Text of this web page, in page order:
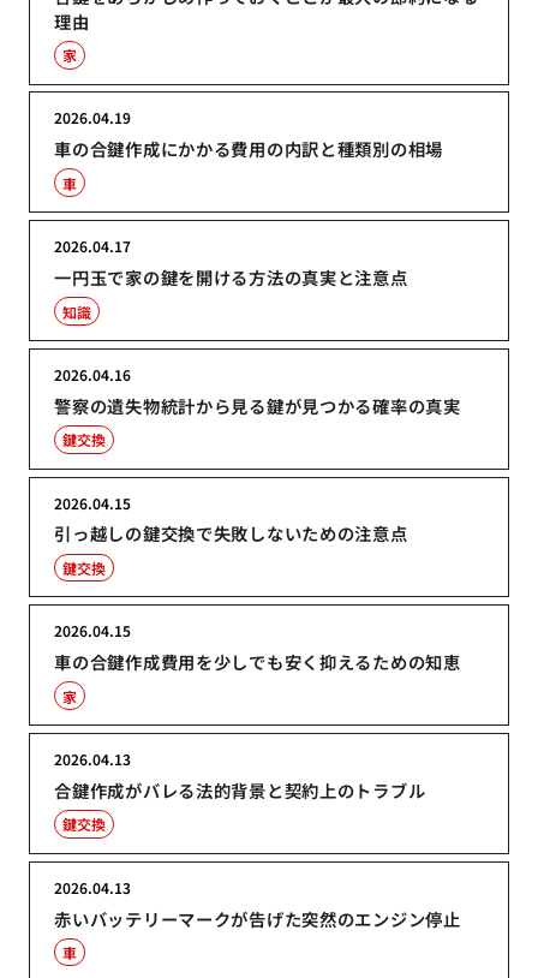
理由
家
車の合鍵作成にかかる費用の内訳と種類別の相場
2026.04.19
車
一円玉で家の鍵を開ける方法の真実と注意点
2026.04.17
知識
警察の遺失物統計から見る鍵が見つかる確率の真実
2026.04.16
鍵交換
引っ越しの鍵交換で失敗しないための注意点
2026.04.15
鍵交換
車の合鍵作成費用を少しでも安く抑えるための知恵
2026.04.15
家
合鍵作成がバレる法的背景と契約上のトラブル
2026.04.13
鍵交換
赤いバッテリーマークが告げた突然のエンジン停止
2026.04.13
車